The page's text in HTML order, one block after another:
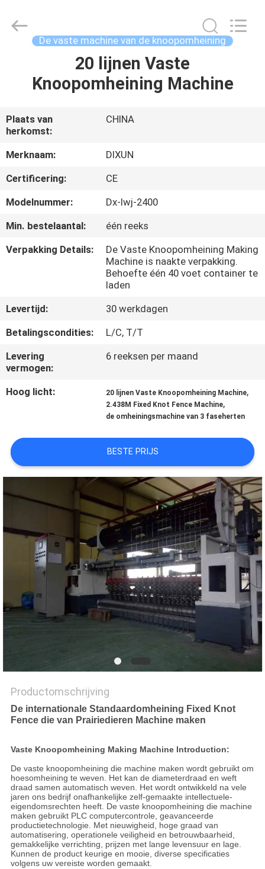
VR
TOON
ONGEVEER
ONS
FABRIEKSREIS
KWALITEITSCONTROLE
CONTACTEER
ONS
VERZOEK
SITEMAP
PRIVACY
POLICY
Mesh
Products
De vaste machine van de knoopomheining
20 lijnen Vaste
Knoopomheining Machine
Plaats van
herkomst:
CHINA
Merknaam:
DIXUN
Certificering:
CE
Modelnummer:
Dx-lwj-2400
Min. bestelaantal:
één reeks
Verpakking Details:
De Vaste Knoopomheining Making
Machine is naakte verpakking.
Behoefte één 40 voet container te
laden
Levertijd:
30 werkdagen
Betalingscondities:
L/C, T/T
Levering
vermogen:
6 reeksen per maand
Hoog licht: 20 lijnen Vaste Knoopomheining Machine,
2.438M Fixed Knot Fence Machine,
de omheiningsmachine van 3 faseherten
BESTE PRIJS
Productomschrijving
De internationale Standaardomheining Fixed Knot
Fence die van Prairiedieren Machine maken
Vaste Knoopomheining Making Machine Introduction:
De vaste knoopomheining die machine maken wordt gebruikt om
hoesomheining te weven. Het kan de diameterdraad en weft
draad samen automatisch weven. Het wordt ontwikkeld na vele
jaren ons bedrijf onafhankelijke zelf-gemaakte intellectuele-
eigendomsrechten heeft. De vaste knoopomheining die machine
maken gebruikt PLC computercontrole, geavanceerde
productietechnologie. Met nieuwigheid, hoge graad van
automatisering, operationele veiligheid en betrouwbaarheid,
gemakkelijke verrichting, prijzen met lange levensuur en lage.
Kunnen de product keurige en mooie, diverse specificaties
volgens uw vereiste worden gemaakt.